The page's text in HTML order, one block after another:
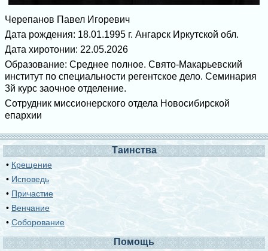
Черепанов Павел Игоревич
Дата рождения: 18.01.1995 г. Ангарск Иркутской обл.
Дата хиротонии: 22.05.2026
Образование: Среднее полное. Свято-Макарьевский
институт по специальности регентское дело. Семинария
3й курс заочное отделение.
Сотрудник миссионерского отдела Новосибирской
епархии
Таинства
• Крещение
• Исповедь
• Причастие
• Венчание
•Соборование
Помощь